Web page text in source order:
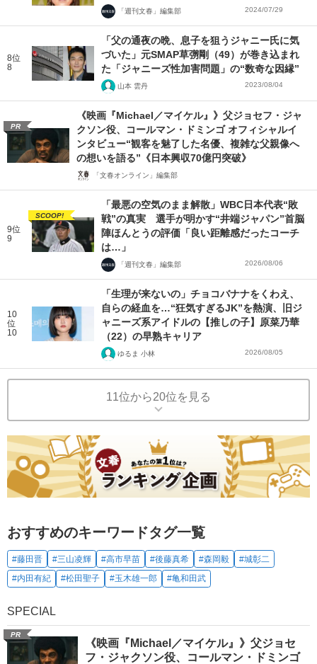
「週刊文春」編集部 2024/07/29
8位
8
「父の通夜の晩、息子を狙うジャニー氏に気
づいた」元SMAP草彅剛（49）が巻き込まれ
た「ジャニーズ性加害問題」の“数奇な因縁”
山本 雲丹 2023/08/04
PR
《映画『Michael／マイケル』》父ジョセフ・ジャ
クソン役、コールマン・ドミンゴ オフィシャルイ
ンタビュー“観客を魅了した名優、複雑な父親像へ
の想いを語る”《日本興収70億円突破》
「文春オンライン」編集部
9位
9
SCOOP!
「最悪の空気のまま解散」WBC日本代表“敗
戦”の真実 選手が明かす“井端ジャパン”首脳
陣ほんとうの評価「良い距離感だったコーチ
は…」
「週刊文春」編集部 2026/08/06
10
位
10
「生理が来ないの」チョコバナナをくわえ、
自らの経血を…“狂気すぎるJK”を熱演、旧ジ
ャニーズ系アイドルの【推しの子】原菜乃華
（22）の早熟キャリア
ゆるま 小林 2026/08/05
11位から20位を見る
おすすめのキーワードタグ一覧
#藤田晋 #三山凌輝 #高市早苗 #後藤真希 #森岡毅
#城彰二
#内田有紀
#松田聖子 #玉木雄一郎 #亀和田武
SPECIAL
PR
《映画『Michael／マイケル』》父ジョセ
フ・ジャクソン役、コールマン・ドミンゴ